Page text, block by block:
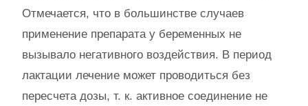
Отмечается, что в большинстве случаев
применение препарата у беременных не
вызывало негативного воздействия. В период
лактации лечение может проводиться без
пересчета дозы, т. к. активное соединение не